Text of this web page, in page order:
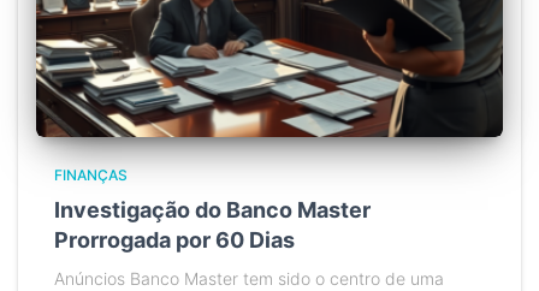
FINANÇAS
Investigação do Banco Master
Prorrogada por 60 Dias
Anúncios Banco Master tem sido o centro de uma